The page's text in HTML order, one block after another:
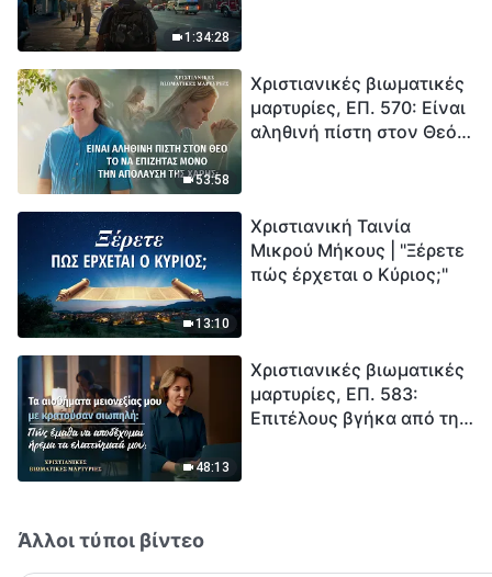
1:34:28
εξαφάνισης». Οι
καταστροφές χτυπούν.
Ξεκινά η αντίστροφη
53:58
Χριστιανικές βιωματικές
μαρτυρίες, ΕΠ. 570: Είναι
αληθινή πίστη στον Θεό
13:10
Χριστιανική Ταινία
Μικρού Μήκους | "Ξέρετε
πώς έρχεται ο Κύριος;"
48:13
Χριστιανικές βιωματικές
μαρτυρίες, ΕΠ. 583:
Επιτέλους βγήκα από τη
Άλλοι τύποι βίντεο